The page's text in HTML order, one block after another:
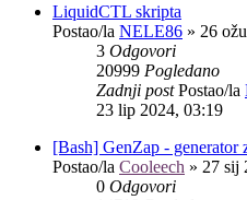
LiquidCTL skripta
Postao/la NELE86 » 26
3 Odgovori
20999 Pogledano
Zadnji postPostao/la
23 lip 2024, 03:19
[Bash] GenZap - generator
Postao/la Cooleech » 27 sij
0 Odgovori